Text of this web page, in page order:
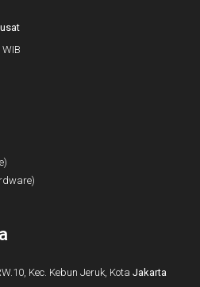
Kec. Kebun Jeruk, Kota Jakarta